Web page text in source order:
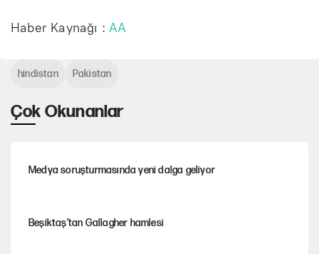
Haber Kaynağı :AA
Çok Okunanlar
Medya soruşturmasında yeni dalga geliyor
Beşiktaş’tan Gallagher hamlesi
hindistan Pakistan